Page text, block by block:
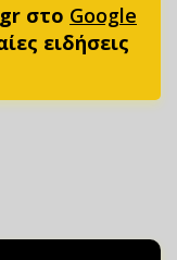
στο Google
ειδήσεις